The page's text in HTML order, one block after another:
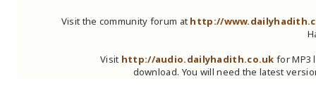
Visit the community forum athttp://
Visithttp://audio.dailyhadith.co.ukfor
download. You will need the latest